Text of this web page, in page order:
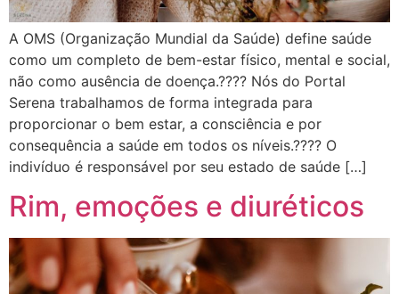
A OMS (Organização Mundial da Saúde) define saúde
como um completo de bem-estar físico, mental e social,
não como ausência de doença.???? Nós do Portal
Serena trabalhamos de forma integrada para
proporcionar o bem estar, a consciência e por
consequência a saúde em todos os níveis.???? O
indivíduo é responsável por seu estado de saúde […]
Rim, emoções e diuréticos